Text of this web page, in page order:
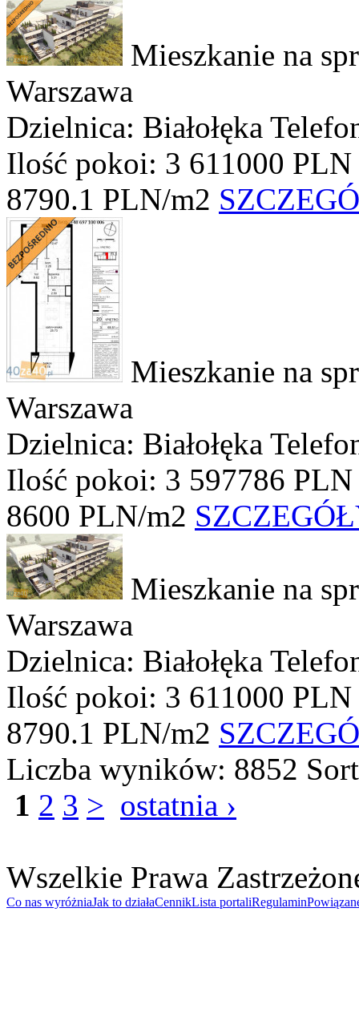
Mieszkanie na
Warszawa
Dzielnica: Białołęka
Ilość pokoi: 3 611000 PLN
8790.1 PLN/m2
Mieszkanie na
Warszawa
Dzielnica: Białołęka
Ilość pokoi: 3 597786 PLN
8600 PLN/m2
Mieszkanie na
Warszawa
Dzielnica: Białołęka
Ilość pokoi: 3 611000 PLN
8790.1 PLN/m2
Liczba wyników: 8852
1 2 3 > ostatnia ›
Wszelkie Prawa
Co nas wyróżniaJak to działaCennikLista portaliRegulamin